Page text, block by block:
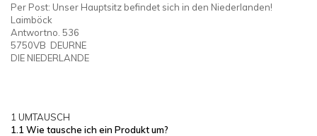
Per Post: Unser Hauptsitz befindet sich in den Niederlanden!
Laimböck
Antwortno. 536
5750VB DEURNE
DIE NIEDERLANDE
1 UMTAUSCH
1.1 Wie tausche ich ein Produkt um?